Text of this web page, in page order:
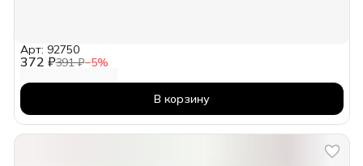
372 ₽391 ₽−5%
Арт: 92750
В корзину